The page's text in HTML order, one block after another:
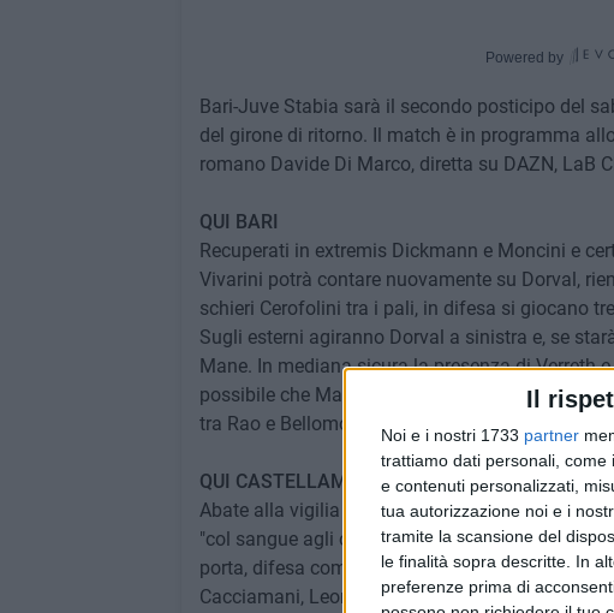
Il
Noi e i nostri 1733 partner
trattiamo dati personali,
e contenuti personalizzati,
tua autorizzazione noi e i
tramite la scansione del
le finalità sopra descritte. In
preferenze prima di
Powered by
Bari-Juve Stabia sarà il secondo posticipo del
del girone di ritorno. Il match è in programma
romano Davide Di Marco, diretta su DAZN, LaB
QUI BARI
Recuperati in extremis Dickmann e Moncini e
Vivarini potrà contare nuovamente su Dorval,
schieri Cerofolini tra i pali, in difesa si giocano
Sugli esterni agiranno Dorval a sinistra e, se
Mane. In mediana sicura la presenza di Verreth
possibile che Maggiore venga avvicinato
tra Rao e Bellomo.
QUI CASTELLAMMARE DI STABIA
Abate alla vigilia del match di Bari aveva
"col sangue agli occhi". L'ex tecnico della
porta, difesa composta da Giorgini, Varnier e
Cacciamani, Leone sarà il playmaker, Correia e